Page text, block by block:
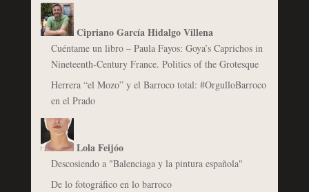
Cipriano García Hidalgo Villena
Cuéntame un libro – Paula Fayos: Goya’s Caprichos in
Nineteenth-Century France. Politics of the Grotesque
Herrera “el Mozo” y el Barroco total: #OrgulloBarroco
en el Prado
Lola Feijóo
Descosiendo a "Balenciaga y la pintura española"
De lo fotográfico en lo barroco